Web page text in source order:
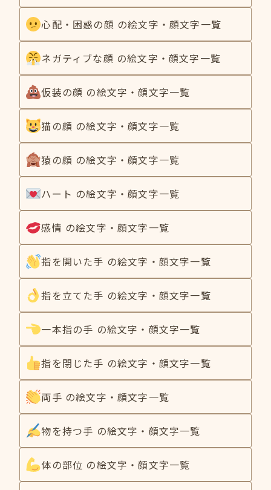
心配・困惑の顔 の絵文字・顔文字一覧
ネガティブな顔 の絵文字・顔文字一覧
仮装の顔 の絵文字・顔文字一覧
猫の顔 の絵文字・顔文字一覧
猿の顔 の絵文字・顔文字一覧
ハート の絵文字・顔文字一覧
感情 の絵文字・顔文字一覧
指を開いた手 の絵文字・顔文字一覧
指を立てた手 の絵文字・顔文字一覧
一本指の手 の絵文字・顔文字一覧
指を閉じた手 の絵文字・顔文字一覧
両手 の絵文字・顔文字一覧
物を持つ手 の絵文字・顔文字一覧
体の部位 の絵文字・顔文字一覧